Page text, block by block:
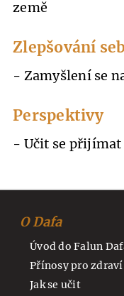
země
Zlepšování
- Zamyšlení se
Perspektivy
- Učit se
O Dafa
Úvod do Falun
Přínosy pro zdraví
Jak se učit